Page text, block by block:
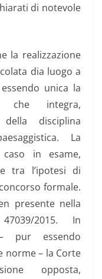
di notevole
la realizzazione
dia luogo a
unica la
che integra,
della disciplina
La
in esame,
tra l’ipotesi di
formale.
presente nella
2015. In
pur essendo
norme – la Corte
opposta,